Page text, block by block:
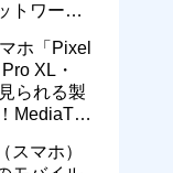
トワーク
ホ「Pixel
XL・
られる製
MediaTek
スマホ）